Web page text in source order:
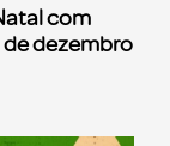
com
dezembro